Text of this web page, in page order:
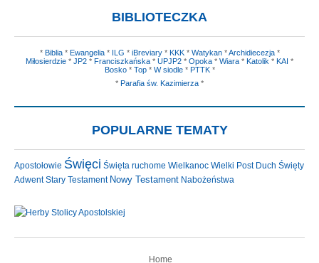
BIBLIOTECZKA
* Biblia* Ewangelia* ILG * iBreviary* KKK* Watykan*Archidiecezja*
Miłosierdzie * JP2 * Franciszkańska * UPJP2 * Opoka * Wiara * Katolik * KAI *
Bosko* Top* W siodle* PTTK*
* Parafia św. Kazimierza *
POPULARNE TEMATY
Apostołowie Święci Święta ruchome Wielkanoc Wielki Post Duch Święty
Adwent Stary Testament Nowy Testament Nabożeństwa
Home